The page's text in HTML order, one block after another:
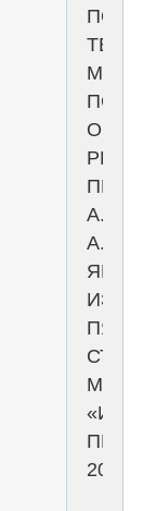
ПО
ПОД
ПРОФ.
А.
А.
2006